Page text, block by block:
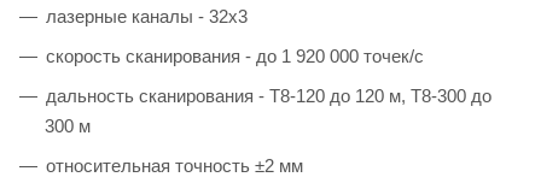
лазерные каналы - 32x3
скорость сканирования - до 1 920 000 точек/с
дальность сканирования - T8-120 до 120 м, T8-300 до
300 м
относительная точность ±2 мм